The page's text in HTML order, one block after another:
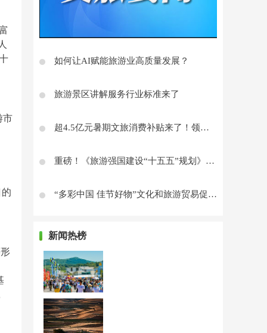
市
如何让AI赋能旅游业高质量发展？
旅游景区讲解服务行业标准来了
超4.5亿元暑期文旅消费补贴来了！领券入口→
重磅！《旅游强国建设“十五五”规划》发布
“多彩中国 佳节好物”文化和旅游贸易促进活动在京举办
新闻热榜